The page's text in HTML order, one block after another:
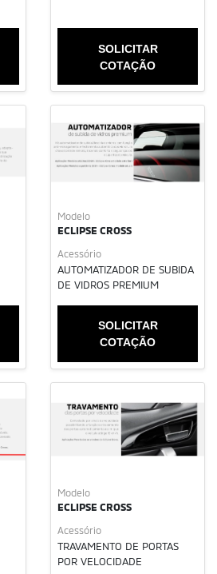
SOLICITAR
COTAÇÃO
Modelo
ECLIPSE CROSS
Acessório
AUTOMATIZADOR DE SUBIDA
DE VIDROS PREMIUM
SOLICITAR
COTAÇÃO
Modelo
ECLIPSE CROSS
Acessório
TRAVAMENTO DE PORTAS
POR VELOCIDADE